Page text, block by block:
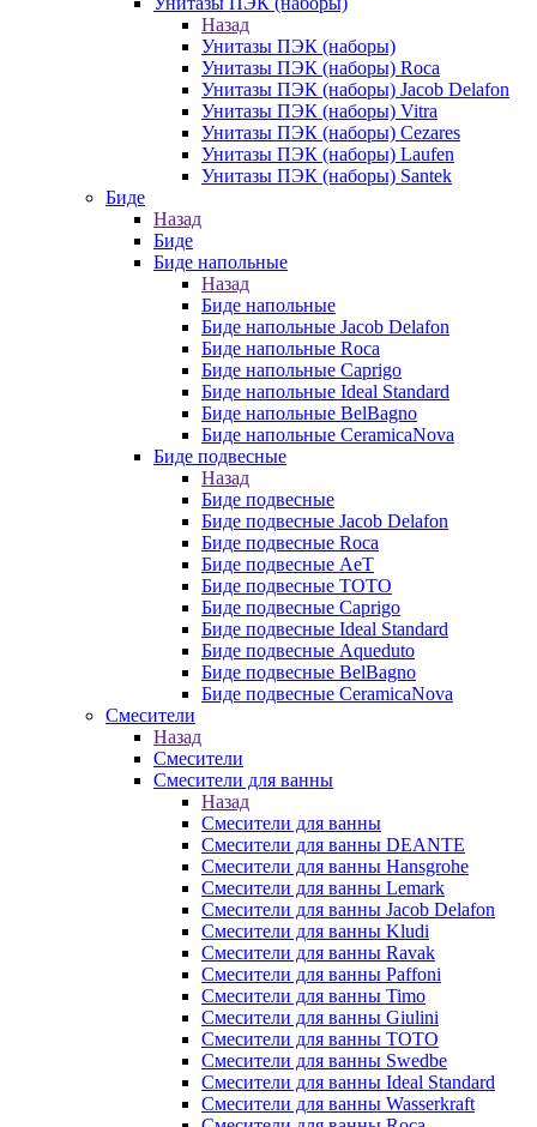
Назад
Унитазы ПЭК (наборы)
Унитазы ПЭК (наборы) Roca
Унитазы ПЭК (наборы) Jacob Delafon
Унитазы ПЭК (наборы) Vitra
Унитазы ПЭК (наборы) Cezares
Унитазы ПЭК (наборы) Laufen
Унитазы ПЭК (наборы) Santek
Биде
Назад
Биде
Биде напольные
Назад
Биде напольные
Биде напольные Jacob Delafon
Биде напольные Roca
Биде напольные Caprigo
Биде напольные Ideal Standard
Биде напольные BelBagno
Биде напольные CeramicaNova
Биде подвесные
Назад
Биде подвесные
Биде подвесные Jacob Delafon
Биде подвесные Roca
Биде подвесные AeT
Биде подвесные TOTO
Биде подвесные Caprigo
Биде подвесные Ideal Standard
Биде подвесные Aqueduto
Биде подвесные BelBagno
Биде подвесные CeramicaNova
Смесители
Назад
Смесители
Смесители для ванны
Назад
Смесители для ванны
Смесители для ванны DEANTE
Смесители для ванны Hansgrohe
Смесители для ванны Lemark
Смесители для ванны Jacob Delafon
Смесители для ванны Kludi
Смесители для ванны Ravak
Смесители для ванны Paffoni
Смесители для ванны Timo
Смесители для ванны Giulini
Смесители для ванны TOTO
Смесители для ванны Swedbe
Смесители для ванны Ideal Standard
Смесители для ванны Wasserkraft